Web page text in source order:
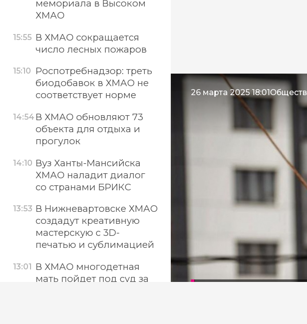
26 марта 2025 18:01
мемориала в Высоком
ХМАО
15:55 В ХМАО сокращается
число лесных пожаров
15:10 Роспотребнадзор: треть
биодобавок в ХМАО не
соответствует норме
14:54 В ХМАО обновляют 73
объекта для отдыха и
прогулок
14:10 Вуз Ханты-Мансийска
ХМАО наладит диалог
со странами БРИКС
13:53 В Нижневартовске ХМАО
создадут креативную
мастерскую с 3D-
печатью и сублимацией
13:01 В ХМАО многодетная
мать пойдет под суд за